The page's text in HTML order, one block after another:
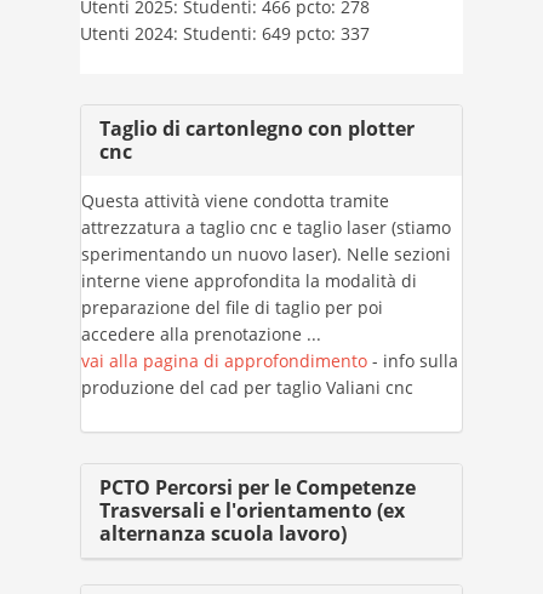
Utenti 2025: Studenti: 466 pcto: 278
Utenti 2024: Studenti: 649 pcto: 337
Taglio di cartonlegno con plotter
cnc
Questa attività viene condotta tramite
attrezzatura a taglio cnc e taglio laser (stiamo
sperimentando un nuovo laser). Nelle sezioni
interne viene approfondita la modalità di
preparazione del file di taglio per poi
accedere alla prenotazione ...
vai alla pagina di approfondimento - info sulla
produzione del cad per taglio Valiani cnc
PCTO Percorsi per le Competenze
Trasversali e l'orientamento (ex
alternanza scuola lavoro)